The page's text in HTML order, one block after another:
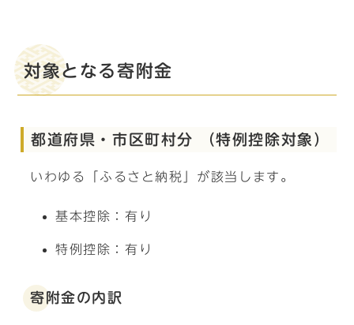
対象となる寄附金
都道府県・市区町村分 （特例控除対象）
いわゆる「ふるさと納税」が該当します。
基本控除：有り
特例控除：有り
寄附金の内訳